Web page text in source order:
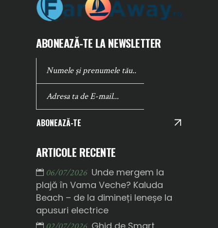
ABONEAZĂ-TE LA NEWSLETTER
ABONEAZĂ-TE
ARTICOLE RECENTE
06/07/2026 Unde mergem la
plajă în Vama Veche? Kaluda
Beach – de la dimineți leneșe la
apusuri electrice